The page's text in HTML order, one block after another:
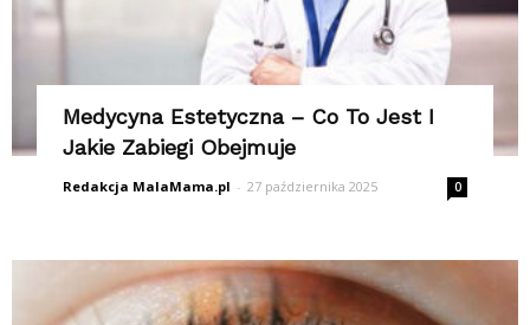
Medycyna Estetyczna – Co To Jest I
Jakie Zabiegi Obejmuje
Redakcja MalaMama.pl - 27 października 2025 0